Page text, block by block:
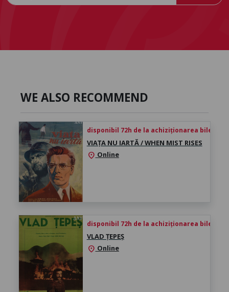
WE ALSO RECOMMEND
disponibil 72h de la achiziționarea biletului
VIAȚA NU IARTĂ / WHEN MIST RISES
location_on Online
disponibil 72h de la achiziționarea biletului
VLAD ȚEPEȘ
location_on Online